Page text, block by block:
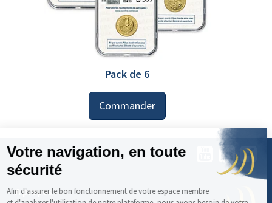
Pack de 6
Commander
A propos